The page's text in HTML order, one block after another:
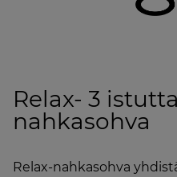
Relax- 3
nahkasohva
Relax-nahkasohva